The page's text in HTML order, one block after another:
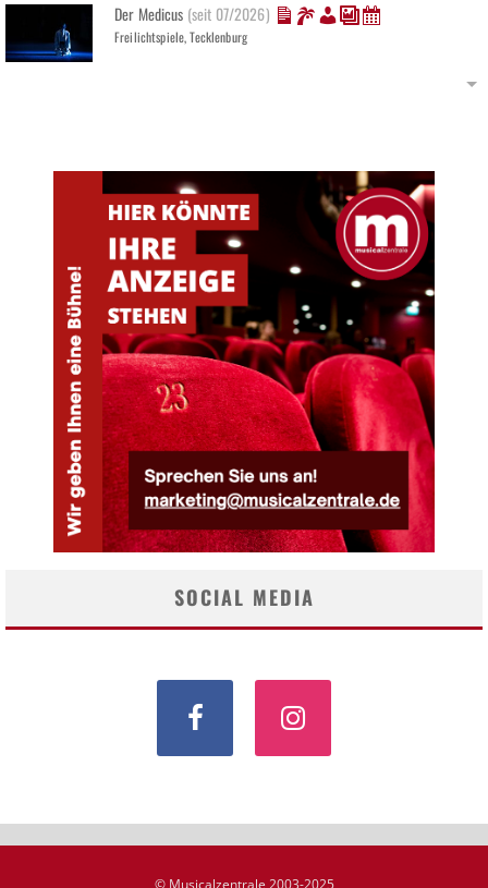
Der Medicus (seit 07/2026)
Freilichtspiele, Tecklenburg
SOCIAL MEDIA
© Musicalzentrale 2003-2025